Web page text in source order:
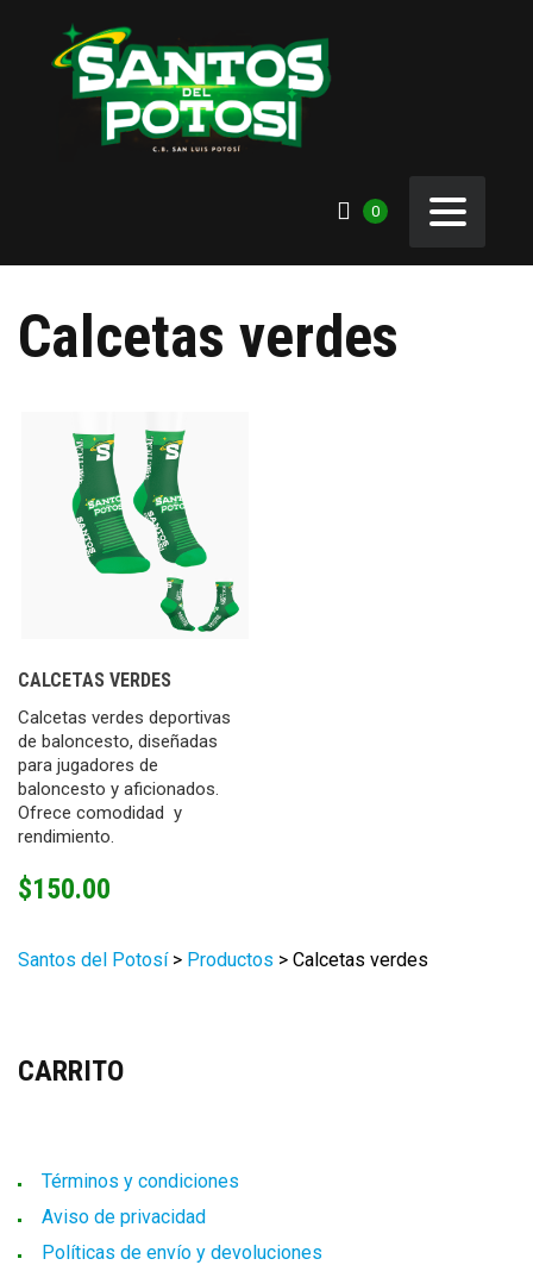
0
Calcetas verdes
CALCETAS VERDES
Calcetas verdes deportivas
de baloncesto, diseñadas
para jugadores de
baloncesto y aficionados.
Ofrece comodidad y
rendimiento.
$150.00
Santos del Potosí> Productos > Calcetas verdes
CARRITO
Términos y condiciones
Aviso de privacidad
Políticas de envío y devoluciones